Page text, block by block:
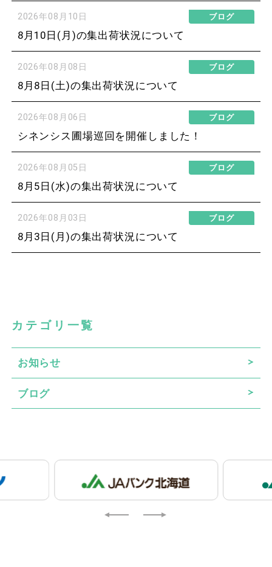
2026年08月10日 ブログ
8月10日(月)の集出荷状況について
2026年08月08日 ブログ
8月8日(土)の集出荷状況について
2026年08月06日 ブログ
シネンシス圃場巡回を開催しました！
2026年08月05日 ブログ
8月5日(水)の集出荷状況について
2026年08月03日 ブログ
8月3日(月)の集出荷状況について
カテゴリ一覧
お知らせ
ブログ